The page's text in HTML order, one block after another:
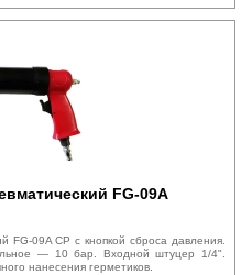
FG-09A
FG-09A CP с кнопкой сброса давления.
— 10 бар. Входной штуцер 1/4".
нанесения герметиков.